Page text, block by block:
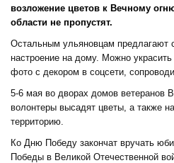
возложение цветов к Вечному
области не пропустят.
Остальным ульяновцам предлагают
настроение на дому. Можно
фото с декором в соцсети,
5-6 мая во дворах домов ветеранов
волонтеры высадят цветы, а также
территорию.
Ко Дню Победу закончат вручать
Победы в Великой Отечественной